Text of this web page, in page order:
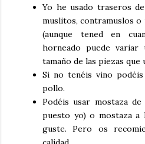
Yo he usado traseros
muslitos, contramuslos
(aunque tened en
horneado puede
tamaño de las piezas que
Si no tenéis vino
pollo.
Podéis usar mostaza
puesto yo) o mostaza a
guste. Pero os